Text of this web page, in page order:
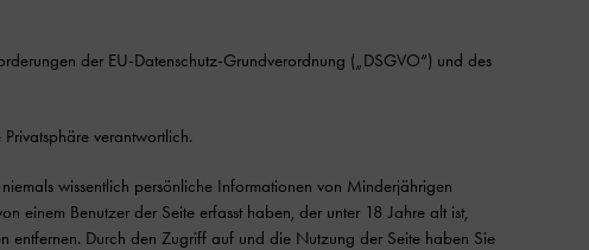
der EU-Datenschutz-Grundverordnung („DSGVO“) und des
verantwortlich.
wissentlich persönliche Informationen von Minderjährigen
einem Benutzer der Seite erfasst haben, der unter 18 Jahre alt ist,
entfernen. Durch den Zugriff auf und die Nutzung der Seite haben Sie